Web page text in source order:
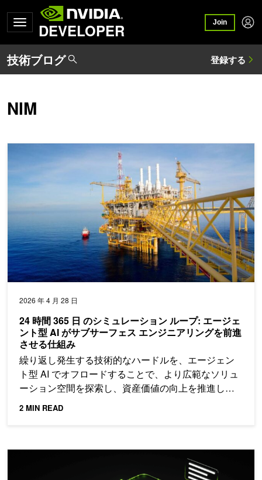
DEVELOPER Join
NIM
2026 年 4 月 28 日
24 時間 365 日 のシミュレーション ループ: エージェ
ント型 AI がサブサーフェス エンジニアリングを前進
させる仕組み
繰り返し発生する技術的なハードルを、エージェン
ト型 AI でオフロードすることで、より広範なソリュ
ーション空間を探索し、資産価値の向上を推進しま
2 MIN READ
24 時間 365 日 のシミュレーション ループ: エージェント型 AI
Nemotron 3 Super の紹介: エージェント型推論向けのオープン